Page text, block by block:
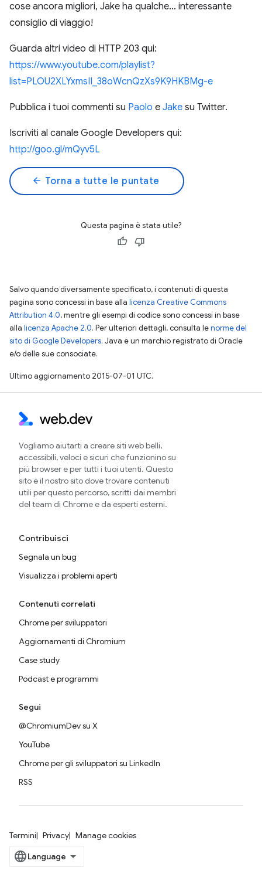
cose ancora migliori, Jake ha qualche... interessante
consiglio di viaggio!
Guarda altri video di HTTP 203 qui:
https://www.youtube.com/playlist?
list=PLOU2XLYxmsII_38oWcnQzXs9K9HKBMg-e
Pubblica i tuoi commenti su Paolo e Jake su Twitter.
Iscriviti al canale Google Developers qui:
http://goo.gl/mQyv5L
arrow_back Torna a tutte le puntate
Questa pagina è stata utile?
Salvo quando diversamente specificato, i contenuti di questa
pagina sono concessi in base alla licenza Creative Commons
Attribution 4.0, mentre gli esempi di codice sono concessi in base
alla licenza Apache 2.0. Per ulteriori dettagli, consulta lenorme del
sito di Google Developers. Java è un marchio registrato di Oracle
e/o delle sue consociate.
Ultimo aggiornamento 2015-07-01 UTC.
Vogliamo aiutarti a creare siti web belli,
accessibili, veloci e sicuri che funzionino su
più browser e per tutti i tuoi utenti. Questo
sito è il nostro sito dove trovare contenuti
utili per questo percorso, scritti dai membri
del team di Chrome e da esperti esterni.
Contribuisci
Segnala un bug
Visualizza i problemi aperti
Contenuti correlati
Chrome per sviluppatori
Aggiornamenti di Chromium
Case study
Podcast e programmi
Segui
@ChromiumDev su X
YouTube
Chrome per gli sviluppatori su LinkedIn
RSS
Termini Privacy Manage cookies